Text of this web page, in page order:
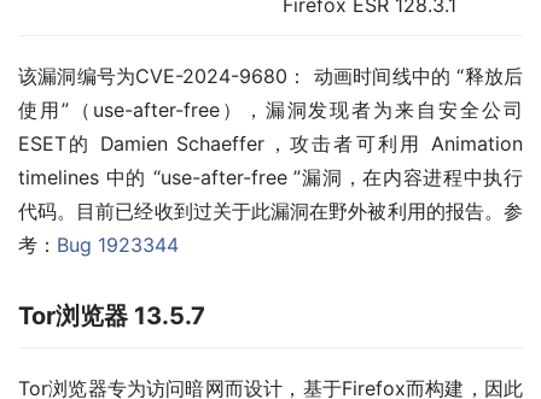
Firefox ESR 128.3.1
该漏洞编号为CVE-2024-9680： 动画时间线中的 “释放后
使用”（use-after-free），漏洞发现者为来自安全公司
ESET的 Damien Schaeffer，攻击者可利用 Animation
timelines 中的 “use-after-free ”漏洞，在内容进程中执行
代码。目前已经收到过关于此漏洞在野外被利用的报告。参
考： Bug 1923344
Tor浏览器 13.5.7
Tor浏览器专为访问暗网而设计，基于Firefox而构建，因此